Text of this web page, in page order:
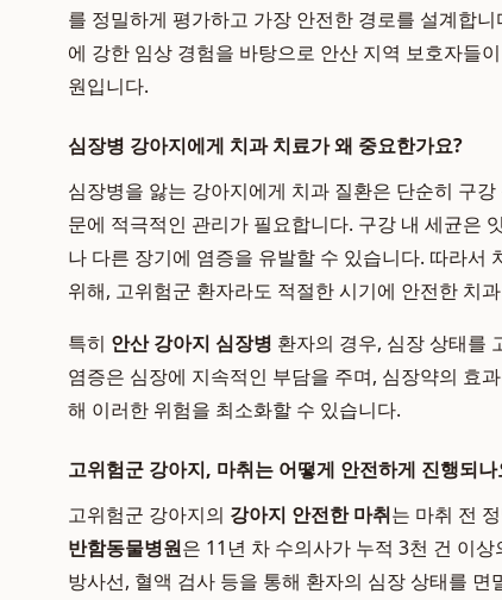
를 정밀하게 평가하고 가장 안전한 경로를 설계합
에 강한 임상 경험을 바탕으로 안산 지역 보호자들
원입니다.
심장병 강아지에게 치과 치료가 왜 중요한가요?
심장병을 앓는 강아지에게 치과 질환은 단순히 구
문에 적극적인 관리가 필요합니다. 구강 내 세균은
나 다른 장기에 염증을 유발할 수 있습니다. 따라서
위해, 고위험군 환자라도 적절한 시기에 안전한 치
특히 안산 강아지 심장병 환자의 경우, 심장 상태를
염증은 심장에 지속적인 부담을 주며, 심장약의 효
해 이러한 위험을 최소화할 수 있습니다.
고위험군 강아지, 마취는 어떻게 안전하게 진행되나
고위험군 강아지의 강아지 안전한 마취는 마취 전
반함동물병원은 11년 차 수의사가 누적 3천 건 이
방사선, 혈액 검사 등을 통해 환자의 심장 상태를